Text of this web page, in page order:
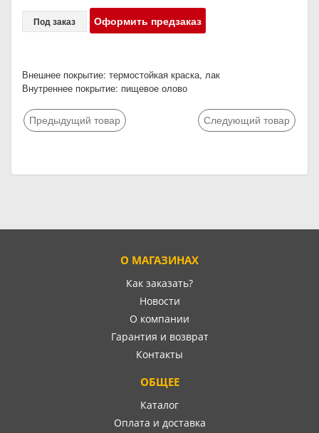
Под заказ Оформить предзаказ
Внешнее покрытие: термостойкая краска, лак
Внутреннее покрытие: пищевое олово
Предыдущий товар Следующий товар
О МАГАЗИНАХ
Как заказать?
Новости
О компании
Гарантия и возврат
Контакты
ОБЩЕЕ
Каталог
Оплата и доставка